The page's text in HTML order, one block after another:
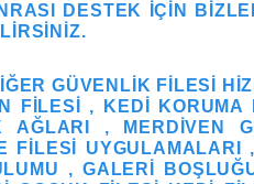
DESTEK IÇIN
GÜVENLIK FILESI
FILESI , KEDI
AĞLARI ,
FILESI
, GALERI